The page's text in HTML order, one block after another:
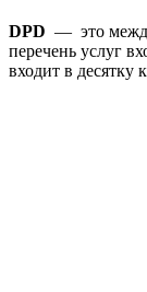
DPD — это
перечень услуг
входит в десятку